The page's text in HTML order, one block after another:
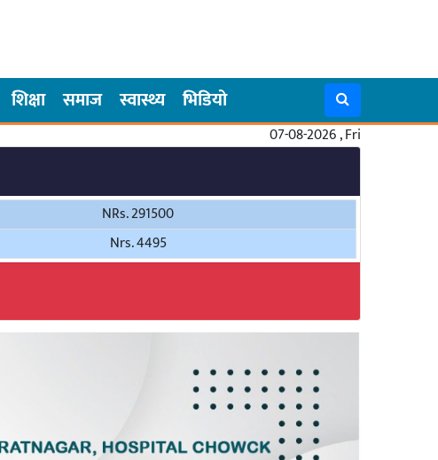
शिक्षा समाज स्वास्थ्य भिडियो
07-08-2026 , Fri
NRs. 291500
Nrs. 4495